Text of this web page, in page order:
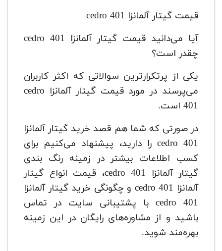
قیمت گیتار آلمانزا cedro 401
آیا می‌دانید قیمت گیتار آلمانزا cedro 401
چقدر است؟
یکی از پرتکرارترین سوالاتی که اکثر کاربران
می‌پرسند در مورد قیمت گیتار آلمانزا cedro
401 است.
در صورتی که شما هم قصد خرید گیتار آلمانزا
cedro 401 را دارید، پیشنهاد می‌کنیم برای
کسب اطلاعات بیشتر در زمینه رنگ بندی
گیتار آلمانزا cedro 401، قیمت انواع گیتار
آلمانزا cedro 401 و چگونگی خرید گیتار آلمانزا
cedro 401 با پشتیبانی سایت در تماس
باشید و از مشاوره‌های رایگان در این زمینه
بهره‌مند شوید.